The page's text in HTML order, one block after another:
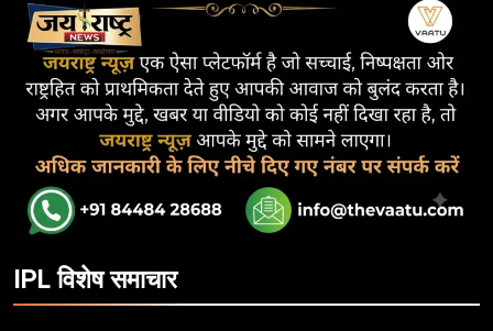
IPL विशेष समाचार